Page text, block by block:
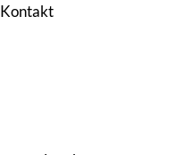
Kontakt